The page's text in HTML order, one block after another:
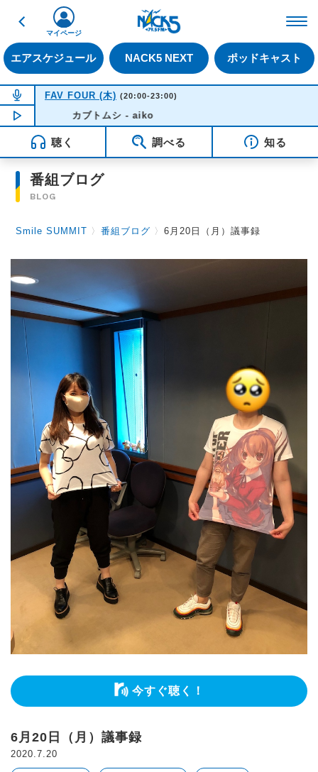
戻る
エアスケジュール NACK5 NEXT ポッドキャスト
マイページ
NOW ON AIR
FAV FOUR (木) (20:00-23:00)
NOW PLAYING21:10
カブトムシ - aiko
聴く 調べる 知る
番組ブログ
BLOG
Smile SUMMIT 〉番組ブログ 〉6月20日（月）議事録
今すぐ聴く！
6月20日（月）議事録
2020.7.20